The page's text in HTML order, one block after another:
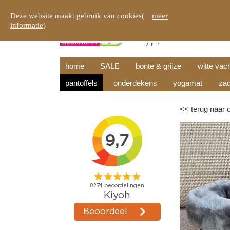
home SALE bonte & grijze witte
pantoffels
onderdekens yogamat
<<terug naar
Deze website maakt gebruik van cookies(
meer
informatie)